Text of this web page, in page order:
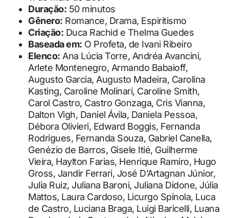
Duração: 50 minutos
Gênero: Romance, Drama, Espiritismo
Criação: Duca Rachid e Thelma Guedes
Baseada em: O Profeta, de Ivani Ribeiro
Elenco: Ana Lúcia Torre, Andréa Avancini,
Arlete Montenegro, Armando Babaioff,
Augusto Garcia, Augusto Madeira, Carolina
Kasting, Caroline Molinari, Caroline Smith,
Carol Castro, Castro Gonzaga, Cris Vianna,
Dalton Vigh, Daniel Ávila, Daniela Pessoa,
Débora Olivieri, Edward Boggis, Fernanda
Rodrigues, Fernanda Souza, Gabriel Canella,
Genézio de Barros, Gisele Itié, Guilherme
Vieira, Haylton Farias, Henrique Ramiro, Hugo
Gross, Jandir Ferrari, José D’Artagnan Júnior,
Julia Ruiz, Juliana Baroni, Juliana Didone, Júlia
Mattos, Laura Cardoso, Licurgo Spínola, Luca
de Castro, Luciana Braga, Luigi Baricelli, Luana